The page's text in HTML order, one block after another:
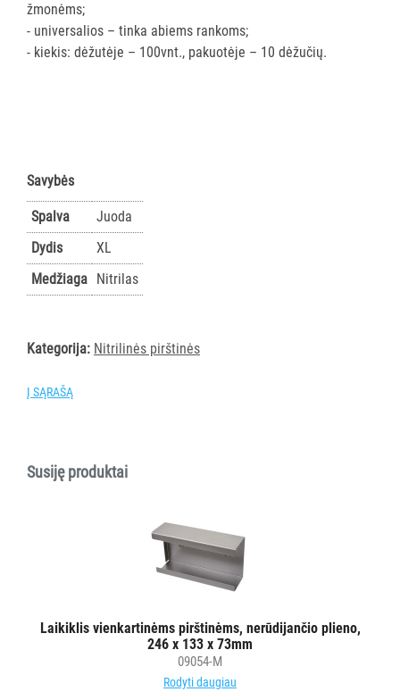
SKALBIMO
PRIEMONĖS
ASMENS
HIGIENOS
PRIEMONĖS
SLAUGOS
PREKĖS
IR
VIEŠBUČIAMS
PRAMONEI
LAIKIKLIAI
žmonėms;
- universalios – tinka abiems rankoms;
- kiekis: dėžutėje – 100vnt., pakuotėje – 10 dėžučių.
Savybės
Spalva
Juoda
Dydis
XL
Medžiaga Nitrilas
Kategorija: Nitrilinės pirštinės
Į SĄRAŠĄ
Susiję produktai
Laikiklis vienkartinėms pirštinėms, nerūdijančio plieno,
246 x 133 x 73mm
09054-M
Rodyti daugiau